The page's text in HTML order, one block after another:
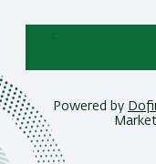
Powered by